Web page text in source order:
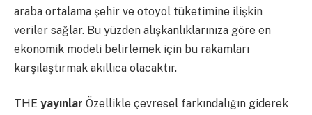
araba ortalama şehir ve otoyol tüketimine ilişkin
veriler sağlar. Bu yüzden alışkanlıklarınıza göre en
ekonomik modeli belirlemek için bu rakamları
karşılaştırmak akıllıca olacaktır.
THE yayınlar Özellikle çevresel farkındalığın giderek